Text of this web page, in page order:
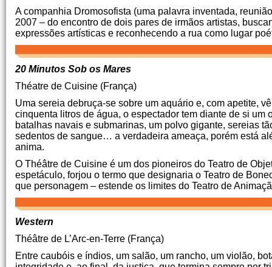
A companhia Dromosofista (uma palavra inventada,
2007 – do encontro de dois pares de irmãos artistas,
expressões artísticas e reconhecendo a rua como lugar
20 Minutos Sob os Mares
Théatre de Cuisine (França)
Uma sereia debruça-se sobre um aquário e, com apetite,
cinquenta litros de água, o espectador tem diante de si
batalhas navais e submarinas, um polvo gigante, sereias
sedentos de sangue… a verdadeira ameaça, porém está
anima.
O Théâtre de Cuisine é um dos pioneiros do Teatro de
espetáculo, forjou o termo que designaria o Teatro de
que personagem – estende os limites do Teatro de
Western
Théâtre de L’Arc-en-Terre (França)
Entre caubóis e índios, um salão, um rancho, um violão,